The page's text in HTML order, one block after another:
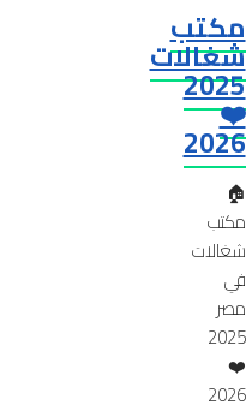
مكتب
شغالات
2025
❤️
2026
🏠
مكتب
شغالات
في
مصر
2025
❤️